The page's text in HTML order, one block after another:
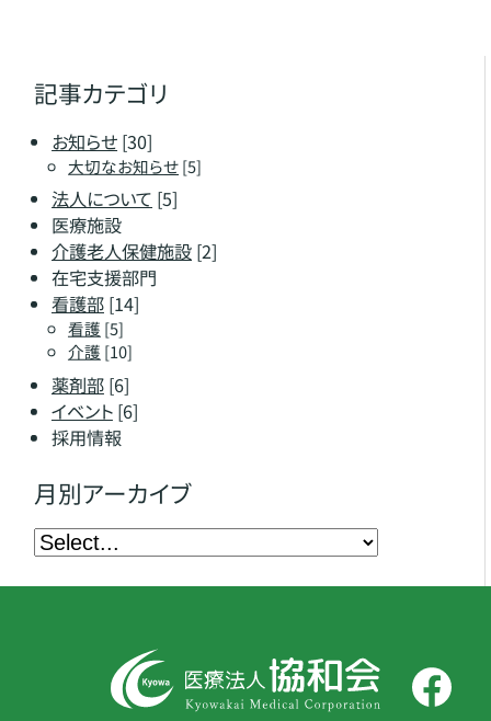
記事カテゴリ
お知らせ[30]
大切なお知らせ[5]
法人について [5]
医療施設
介護老人保健施設[2]
在宅支援部門
看護部[14]
看護 [5]
介護 [10]
薬剤部[6]
イベント[6]
採用情報
月別アーカイブ